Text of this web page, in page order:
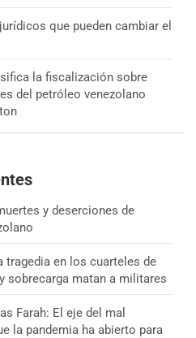
que pueden cambiar el
la fiscalización sobre
del petróleo venezolano
y deserciones de
tragedia en los cuarteles de
sobrecarga matan a militares
Farah: El eje del mal
la pandemia ha abierto para